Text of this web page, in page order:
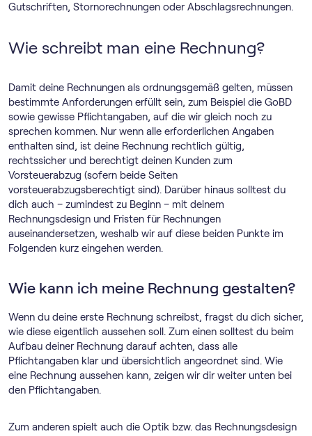
Gutschriften, Stornorechnungen oder Abschlagsrechnungen.
Wie schreibt man eine Rechnung?
Damit deine Rechnungen als ordnungsgemäß gelten, müssen
bestimmte Anforderungen erfüllt sein, zum Beispiel die GoBD
sowie gewisse Pflichtangaben, auf die wir gleich noch zu
sprechen kommen. Nur wenn alle erforderlichen Angaben
enthalten sind, ist deine Rechnung rechtlich gültig,
rechtssicher und berechtigt deinen Kunden zum
Vorsteuerabzug (sofern beide Seiten
vorsteuerabzugsberechtigt sind). Darüber hinaus solltest du
dich auch – zumindest zu Beginn – mit deinem
Rechnungsdesign und Fristen für Rechnungen
auseinandersetzen, weshalb wir auf diese beiden Punkte im
Folgenden kurz eingehen werden.
Wie kann ich meine Rechnung gestalten?
Wenn du deine erste Rechnung schreibst, fragst du dich sicher,
wie diese eigentlich aussehen soll. Zum einen solltest du beim
Aufbau deiner Rechnung darauf achten, dass alle
Pflichtangaben klar und übersichtlich angeordnet sind. Wie
eine Rechnung aussehen kann, zeigen wir dir weiter unten bei
den Pflichtangaben.
Zum anderen spielt auch die Optik bzw. das Rechnungsdesign